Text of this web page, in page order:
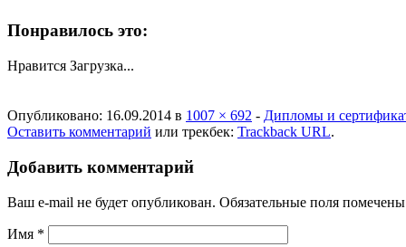
Понравилось это:
Нравится Загрузка...
Опубликовано: 16.09.2014 в 1007 × 692 - Дипломы и
Оставить комментарий или трекбек: Trackback URL.
Добавить комментарий
Ваш e-mail не будет опубликован. Обязательные поля помечены
Имя *